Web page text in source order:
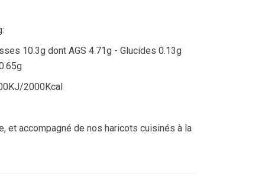
10.3g dont AGS 4.71g - Glucides 0.13g
2000Kcal
et accompagné de nos haricots cuisinés à la